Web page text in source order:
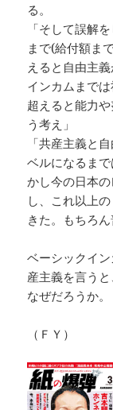
る。
「そして誤解
まで(給付額ま
えると自由主
インカムまで
超えると能力
う考え」
「共産主義と
ベルになるま
かし今の日本
し、これ以上
きた。もちろ
ベーシックイ
産主義を言う
なぜだろうか。
（ＦＹ）